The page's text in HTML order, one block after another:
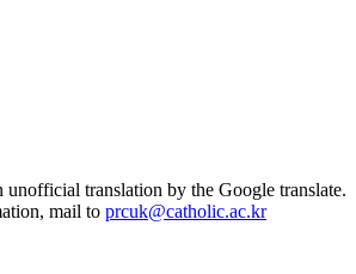
unofficial translation by the Google translate.
mail to prcuk@catholic.ac.kr